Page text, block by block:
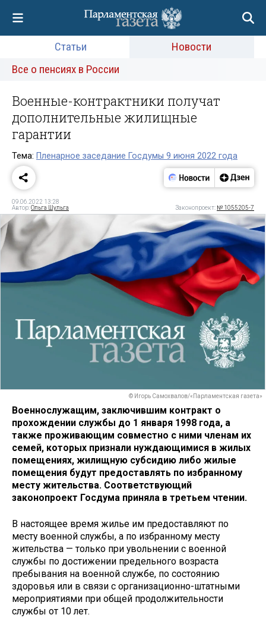
Статьи
Новости
Все о пенсиях в России
Военные-контрактники получат
дополнительные жилищные
гарантии
Тема: Пленарное заседание Госдумы 9 июня 2022 года
09.06.2022 13:28
Автор:Ольга Шульга Законопроект: № 1055205-7
© Игорь Самохвалов/«Парламентская газета»
Военнослужащим, заключившим контракт о
прохождении службы до 1 января 1998 года, а
также проживающим совместно с ними членам их
семей, которых признали нуждающимися в жилых
помещениях, жилищную субсидию либо жилые
помещения будут предоставлять по избранному
месту жительства. Соответствующий
законопроект Госдума приняла в третьем чтении.
В настоящее время жилье им предоставляют по
месту военной службы, а по избранному месту
жительства — только при увольнении с военной
службы по достижении предельного возраста
пребывания на военной службе, по состоянию
здоровья или в связи с организационно-штатными
мероприятиями при общей продолжительности
службы от 10 лет.